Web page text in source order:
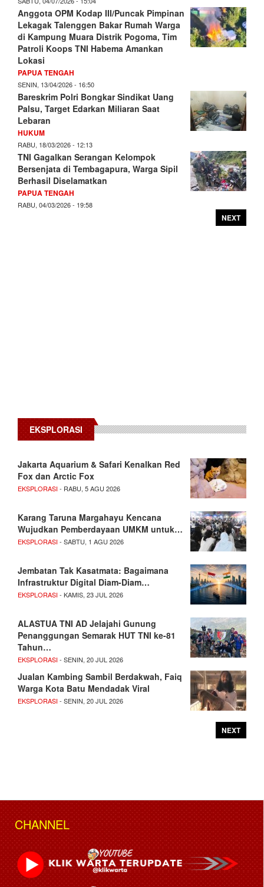
Anggota OPM Kodap III/Puncak Pimpinan
Lekagak Talenggen Bakar Rumah Warga
di Kampung Muara Distrik Pogoma, Tim
Patroli Koops TNI Habema Amankan
Lokasi
PAPUA TENGAH
SENIN, 13/04/2026 - 16:50
Bareskrim Polri Bongkar Sindikat Uang
Palsu, Target Edarkan Miliaran Saat
Lebaran
HUKUM
RABU, 18/03/2026 - 12:13
TNI Gagalkan Serangan Kelompok
Bersenjata di Tembagapura, Warga Sipil
Berhasil Diselamatkan
PAPUA TENGAH
RABU, 04/03/2026 - 19:58
NEXT
EKSPLORASI
Jakarta Aquarium & Safari Kenalkan Red
Fox dan Arctic Fox
EKSPLORASI- RABU, 5 AGU 2026
Karang Taruna Margahayu Kencana
Wujudkan Pemberdayaan UMKM untuk…
EKSPLORASI- SABTU, 1 AGU 2026
Jembatan Tak Kasatmata: Bagaimana
Infrastruktur Digital Diam-Diam…
EKSPLORASI- KAMIS, 23 JUL 2026
ALASTUA TNI AD Jelajahi Gunung
Penanggungan Semarak HUT TNI ke-81
Tahun…
EKSPLORASI- SENIN, 20 JUL 2026
Jualan Kambing Sambil Berdakwah, Faiq
Warga Kota Batu Mendadak Viral
EKSPLORASI- SENIN, 20 JUL 2026
NEXT
CHANNEL